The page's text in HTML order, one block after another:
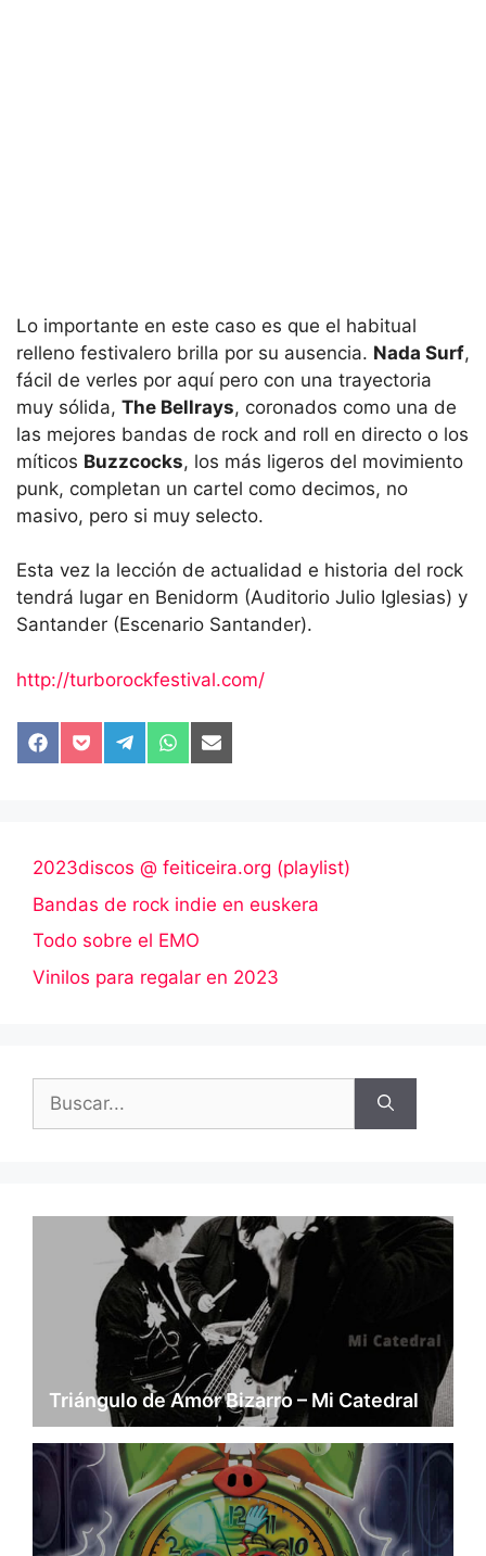
Lo importante en este caso es que el habitual
relleno festivalero brilla por su ausencia. Nada Surf,
fácil de verles por aquí pero con una trayectoria
muy sólida, The Bellrays, coronados como una de
las mejores bandas de rock and roll en directo o los
míticos Buzzcocks, los más ligeros del movimiento
punk, completan un cartel como decimos, no
masivo, pero si muy selecto.
Esta vez la lección de actualidad e historia del rock
tendrá lugar en Benidorm (Auditorio Julio Iglesias) y
Santander (Escenario Santander).
http://turborockfestival.com/
Compartir
en
Compartir
en
Compartir
en
Compartir
en
Compartir
en
2023discos @ feiticeira.org (playlist)
Bandas de rock indie en euskera
Todo sobre el EMO
Vinilos para regalar en 2023
Triángulo de Amor Bizarro – Mi Catedral